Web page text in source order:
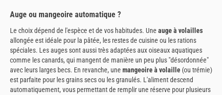
Auge ou mangeoire automatique ?
Le choix dépend de l'espèce et de vos habitudes. Une auge à volailles
allongée est idéale pour la pâtée, les restes de cuisine ou les rations
spéciales. Les auges sont aussi très adaptées aux oiseaux aquatiques
comme les canards, qui mangent de manière un peu plus "désordonnée"
avec leurs larges becs. En revanche, une mangeoire à volaille (ou trémie)
est parfaite pour les grains secs ou les granulés. L'aliment descend
automatiquement, vous permettant de remplir une réserve pour plusieurs